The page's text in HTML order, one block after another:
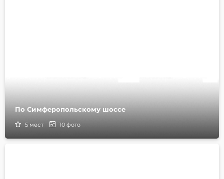
По Симферопольскому шоссе
5 мест 10 фото